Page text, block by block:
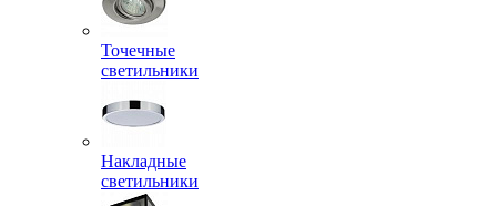
Точечные
светильники
Накладные
светильники